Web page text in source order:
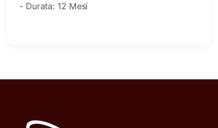
- Durata: 12 Mesi